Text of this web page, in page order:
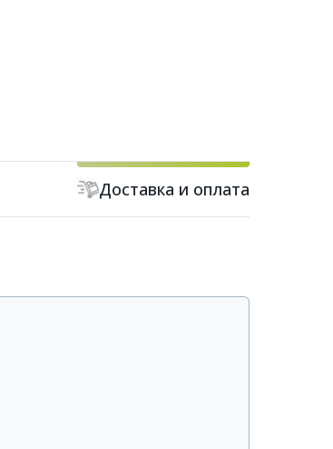
Доставка и оплата